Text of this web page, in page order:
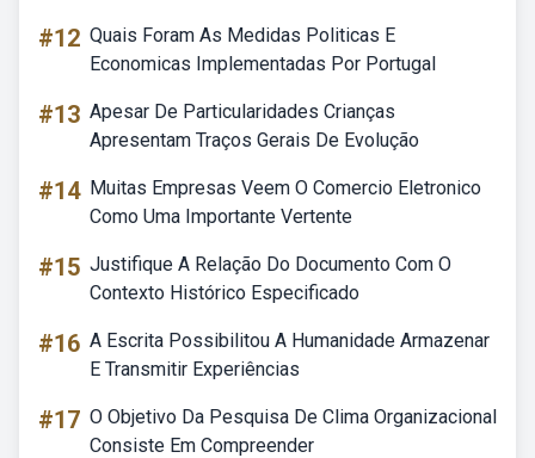
#12 Quais Foram As Medidas Politicas E
Economicas Implementadas Por Portugal
#13 Apesar De Particularidades Crianças
Apresentam Traços Gerais De Evolução
#14 Muitas Empresas Veem O Comercio Eletronico
Como Uma Importante Vertente
#15 Justifique A Relação Do Documento Com O
Contexto Histórico Especificado
#16 A Escrita Possibilitou A Humanidade Armazenar
E Transmitir Experiências
#17 O Objetivo Da Pesquisa De Clima Organizacional
Consiste Em Compreender